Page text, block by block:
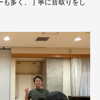
も多く、丁寧に音取りをし